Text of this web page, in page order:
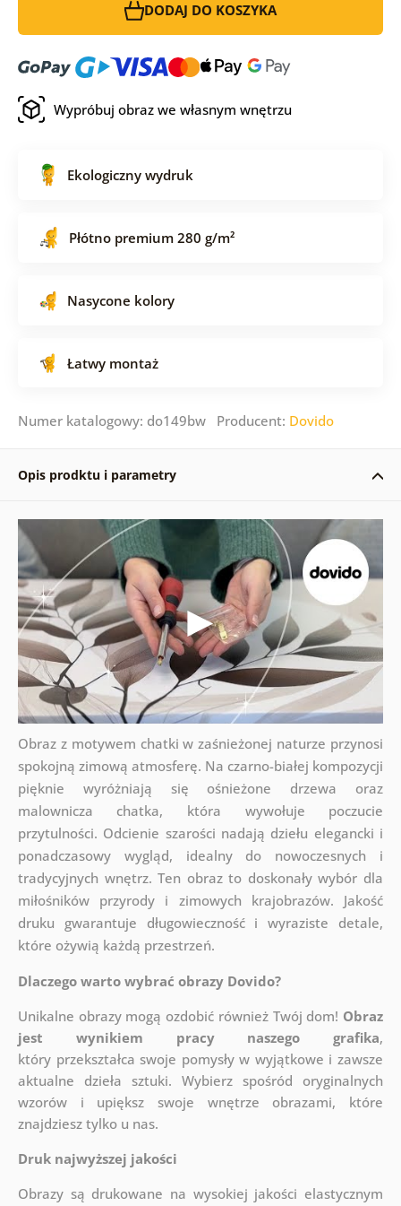
DODAJ DO KOSZYKA
Wypróbuj obraz we własnym wnętrzu
Ekologiczny wydruk
Płótno premium 280 g/m²
Nasycone kolory
Łatwy montaż
Numer katalogowy: do149bw Producent: Dovido
Opis prodktu i parametry
Obraz z motywem chatki w zaśnieżonej naturze przynosi
spokojną zimową atmosferę. Na czarno-białej kompozycji
pięknie wyróżniają się ośnieżone drzewa oraz
malownicza chatka, która wywołuje poczucie
przytulności. Odcienie szarości nadają dziełu elegancki i
ponadczasowy wygląd, idealny do nowoczesnych i
tradycyjnych wnętrz. Ten obraz to doskonały wybór dla
miłośników przyrody i zimowych krajobrazów. Jakość
druku gwarantuje długowieczność i wyraziste detale,
które ożywią każdą przestrzeń.
Dlaczego warto wybrać obrazy Dovido?
Unikalne obrazy mogą ozdobić również Twój dom! Obraz
jest wynikiem pracy naszego grafika,
który przekształca swoje pomysły w wyjątkowe i zawsze
aktualne dzieła sztuki. Wybierz spośród oryginalnych
wzorów i upiększ swoje wnętrze obrazami, które
znajdziesz tylko u nas.
Druk najwyższej jakości
Obrazy są drukowane na wysokiej jakości elastycznym